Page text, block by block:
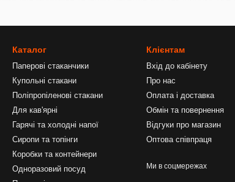
для десертів набув популярності завдяки своїм
матеріал легко піддається переробці та
захищає стінки від вологи, запобігає
стаканчики для морозива виготовлені з харчового
санітарним вимогам.
легка конструкція та стійка форма дозволяють
або глянцеве покриття надає виробу охайний,
паперові креманки залишаються одним із
Каталог
Паперові стаканчики
Купольні стакани
Поліпропіленові стакани
Для кав'ярні
Гарячі та холодні напої
Сиропи та топінги
Коробки та контейнери
Одноразовий посуд
Клієнтам
Вхід до кабінету
Про нас
Оплата і доставка
Обмін та повернення
Відгуки про магазин
Оптова співпраця
Ми в соцмережах